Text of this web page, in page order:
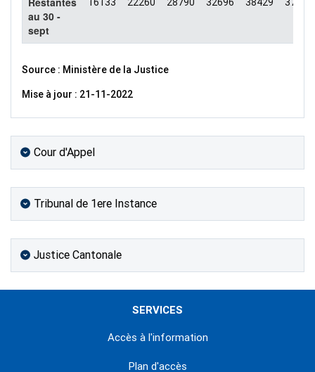
au 30 -
sept
Source : Ministère de la Justice
Mise à jour : 21-11-2022
Cour d'Appel
Tribunal de 1ere Instance
Justice Cantonale
SERVICES
Accès à l'information
Plan d'accès